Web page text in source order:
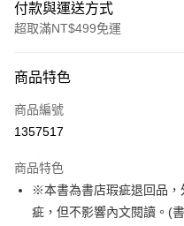
付款與運送方式
超取滿NT$499免運
信用卡一次付款
ATM付款
運送方式
付款後全家取貨
每筆NT$60，滿NT$499(含以
商品特色
商品編號
1357517
商品特色
※本書為書店瑕疵退回品，
疵，但不影響內文閱讀。(